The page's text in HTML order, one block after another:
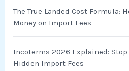
r
:
The True Landed Cost Formula:
Money on Import Fees
Incoterms 2026 Explained:
Hidden Import Fees